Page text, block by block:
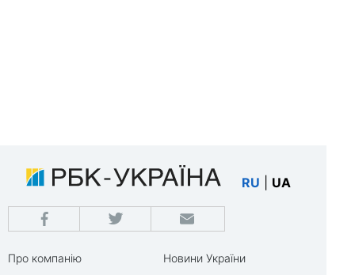
RU UA
Про компанію
Новини України